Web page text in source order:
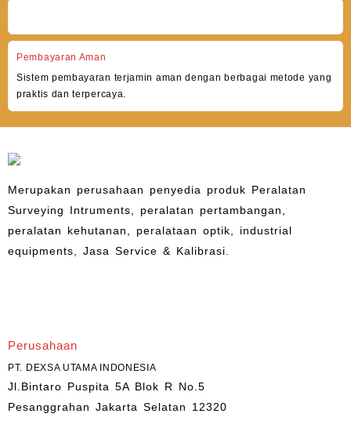
Pembayaran Aman
Sistem pembayaran terjamin aman dengan berbagai metode yang
praktis dan terpercaya.
Merupakan perusahaan penyedia produk Peralatan
Surveying Intruments, peralatan pertambangan,
peralatan kehutanan, peralataan optik, industrial
equipments, Jasa Service & Kalibrasi.
Perusahaan
PT. DEXSA UTAMA INDONESIA
Jl.Bintaro Puspita 5A Blok R No.5
Pesanggrahan Jakarta Selatan 12320